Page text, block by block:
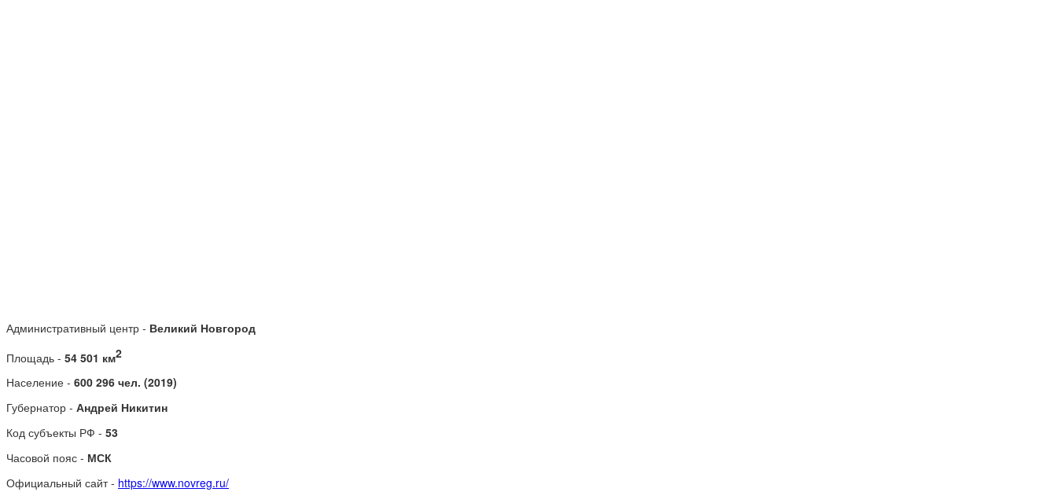
Административный центр - Великий Новгород
Площадь - 54 501 км2
Население - 600 296 чел. (2019)
Губернатор - Андрей Никитин
Код субъекты РФ - 53
Часовой пояс - МСК
Официальный сайт - https://www.novreg.ru/